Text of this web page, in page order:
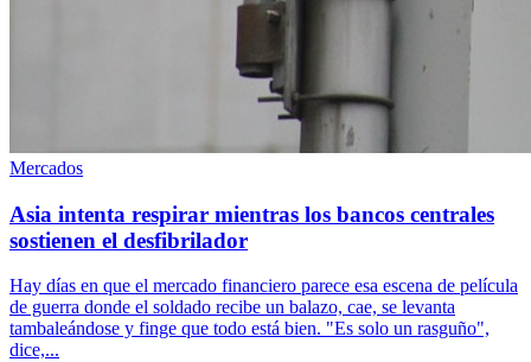
Mercados
Asia intenta respirar mientras los bancos centrales
sostienen el desfibrilador
Hay días en que el mercado financiero parece esa escena de película
de guerra donde el soldado recibe un balazo, cae, se levanta
tambaleándose y finge que todo está bien. "Es solo un rasguño",
dice,...